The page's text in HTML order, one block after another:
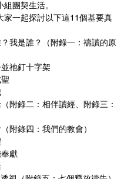
團契生活。
家一起探討以下這11個基要真
我是誰？（附錄一：禱讀的原
祂釘十字架
附錄二：相伴讀經、附錄三：
附錄四：我們的教會）
獻